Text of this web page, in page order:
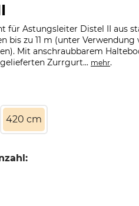
für Astungsleiter Distel II aus
bis zu 11 m (unter
Mit anschraubbarem
Zurrgurt... mehr.
420 cm